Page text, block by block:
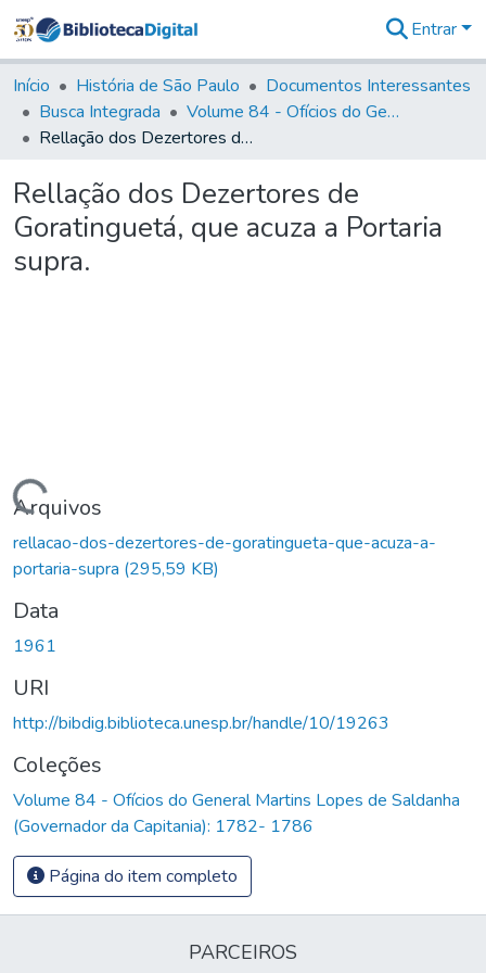
&
Coleções
Tudo na
Biblioteca
Estatísticas
Entrar
Início História de São Paulo
Documentos Interessantes
Busca Integrada
Volume 84 - Ofícios do General Martins Lopes de Saldanha (Governador da Capitania): 1782- 1786
Rellação dos Dezertores de Goratinguetá, que acuza a Portaria supra.
Rellação dos Dezertores de
Goratinguetá, que acuza a Portaria
supra.
Carregando...
Arquivos
rellacao-dos-dezertores-de-goratingueta-que-acuza-a-
portaria-supra (295,59 KB)
Data
1961
URI
http://bibdig.biblioteca.unesp.br/handle/10/19263
Coleções
Volume 84 - Ofícios do General Martins Lopes de Saldanha
(Governador da Capitania): 1782- 1786
Página do item completo
PARCEIROS